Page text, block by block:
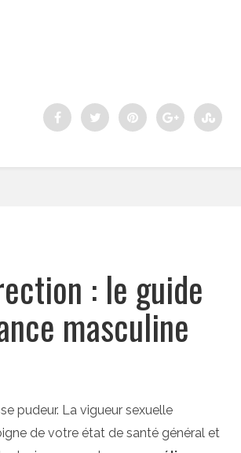
: le guide
masculine
pudeur. La vigueur sexuelle
de votre état de santé général et